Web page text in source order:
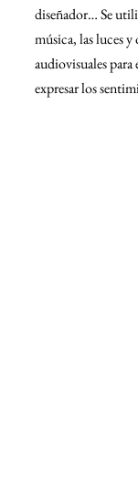
diseñador… Se
música, las luces
audiovisuales para
expresar los